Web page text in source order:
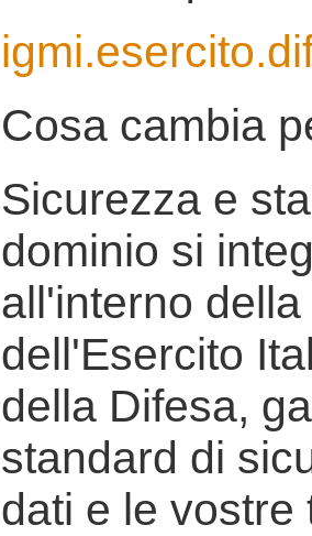
Cosa cambia
Sicurezza e
dominio si
all'interno
dell'Esercito
della Difesa,
standard di
dati e le vostre